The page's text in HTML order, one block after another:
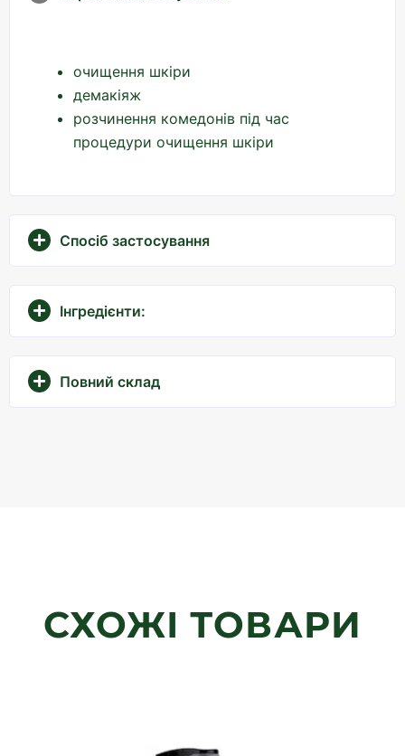
очищення шкіри
демакіяж
розчинення комедонів під час
процедури очищення шкіри
Спосіб застосування
Інгредієнти:
Повний склад
СХОЖІ ТОВАРИ